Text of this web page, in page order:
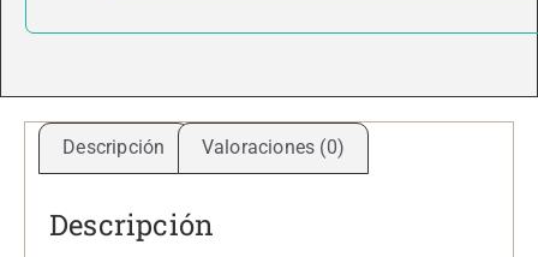
Descripción Valoraciones (0)
Descripción